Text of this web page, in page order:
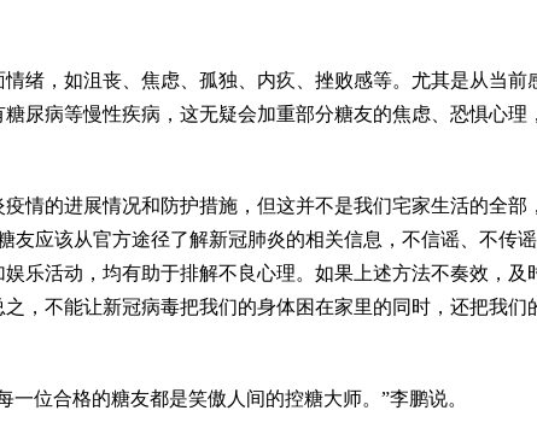
绪，如沮丧、焦虑、孤独、内疚、挫败感等。尤其是从当前
尿病等慢性疾病，这无疑会加重部分糖友的焦虑、恐惧心理
情的进展情况和防护措施，但这并不是我们宅家生活的全部
友应该从官方途径了解新冠肺炎的相关信息，不信谣、不传
乐活动，均有助于排解不良心理。如果上述方法不奏效，及
，不能让新冠病毒把我们的身体困在家里的同时，还把我们
位合格的糖友都是笑傲人间的控糖大师。”李鹏说。